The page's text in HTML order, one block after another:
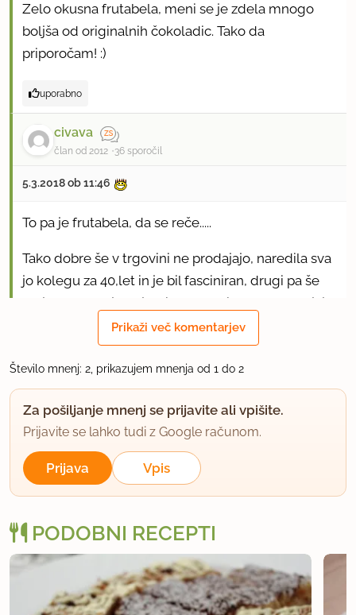
Zelo okusna frutabela, meni se je zdela mnogo
boljša od originalnih čokoladic. Tako da
priporočam! :)
uporabno
civava
član od 2012 36 sporočil
5.3.2018 ob 11:46
To pa je frutabela, da se reče.....
Tako dobre še v trgovini ne prodajajo, naredila sva
jo kolegu za 40,let in je bil fasciniran, drugi pa še
bolj, ko so mu jo pojedli en dva tri....delala brez jajc,
1 uporabno
Prikaži več komentarjev
Število mnenj: 2, prikazujem mnenja od 1 do 2
Za pošiljanje mnenj se prijavite ali vpišite.
Prijavite se lahko tudi z Google računom.
Prijava Vpis
PODOBNI RECEPTI